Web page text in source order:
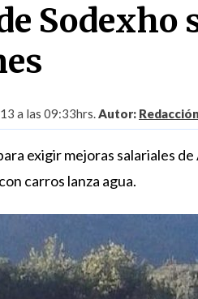
Sodexho
a las 09:33hrs.Autor:
exigir mejoras salariales
carros lanza agua.